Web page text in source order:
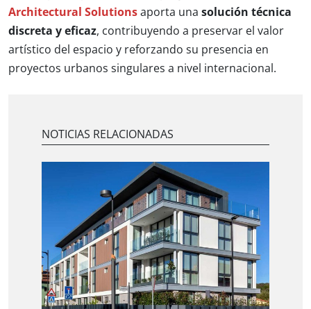
Architectural Solutions aporta una solución técnica
discreta y eficaz, contribuyendo a preservar el valor
artístico del espacio y reforzando su presencia en
proyectos urbanos singulares a nivel internacional.
NOTICIAS RELACIONADAS